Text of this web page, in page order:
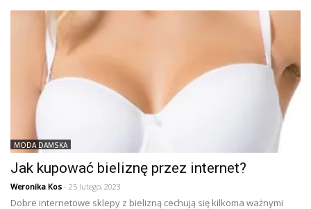
MODA DAMSKA
Jak kupować bieliznę przez internet?
Weronika Kos - 25 lutego, 2023
Dobre internetowe sklepy z bielizną cechują się kilkoma ważnymi